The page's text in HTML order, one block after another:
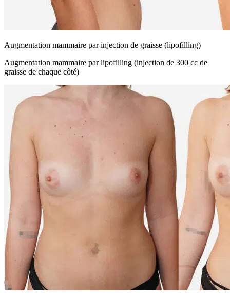
Augmentation mammaire par injection de graisse (lipofilling)
Augmentation mammaire par lipofilling (injection de 300 cc de
graisse de chaque côté)